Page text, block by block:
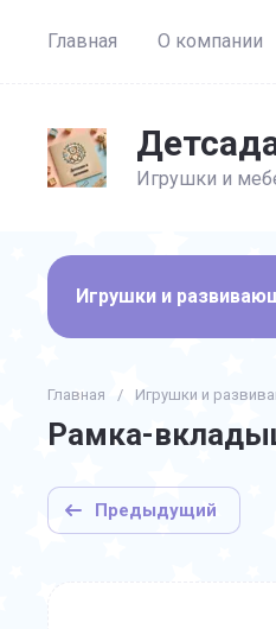
Главная О компании
Игрушки и
Игрушки и
Главная / Игрушки и
Рамка-
Предыдущий